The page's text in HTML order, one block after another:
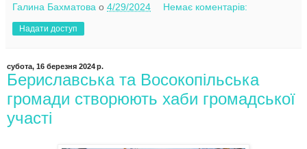
Галина Бахматова о 4/29/2024 Немає коментарів:
Надати доступ
субота, 16 березня 2024 р.
Бериславська та Восокопільська
громади створюють хаби громадської
участі